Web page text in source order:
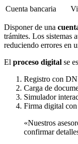
Cuenta bancaria
Disponer de una
trámites. Los sistemas
reduciendo errores en
El proceso digital se
Registro con
Carga de
Simulador
Firma digital
«Nuestros asesores contactan en menos de 2 horas para
confirmar